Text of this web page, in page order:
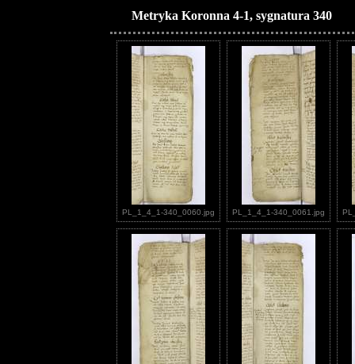
Metryka Koronna 4-1, sygnatura 340
PL_1_4_1-340_0060.jpg PL_1_4_1-340_0061.jpg